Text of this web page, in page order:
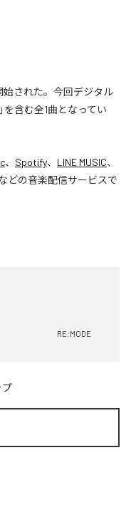
始された。今回デジタル
含む全1曲となってい
、 Spotify、 LINE MUSIC、
どの音楽配信サービスで
RE:MODE
プ